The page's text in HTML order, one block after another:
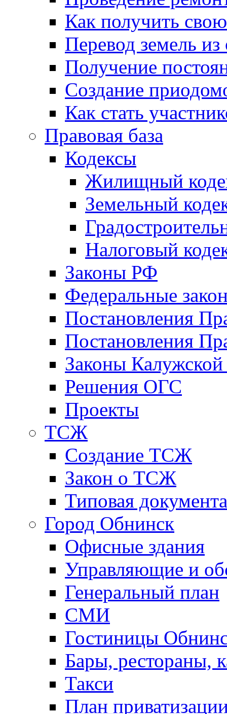
Как получить
Перевод земель
Получение
Создание
Как стать
Правовая база
Кодексы
Жилищный
Земельный
Налоговый
Законы РФ
Федеральные
Постановления
Постановления
Законы Калужской
Решения ОГС
Проекты
ТСЖ
Создание ТСЖ
Закон о ТСЖ
Типовая
Город Обнинск
Офисные здания
Управляющие и
Генеральный план
СМИ
Гостиницы
Бары, рестораны,
Такси
План